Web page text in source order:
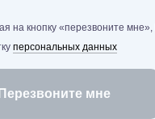
на кнопку «перезвоните
персональных данных